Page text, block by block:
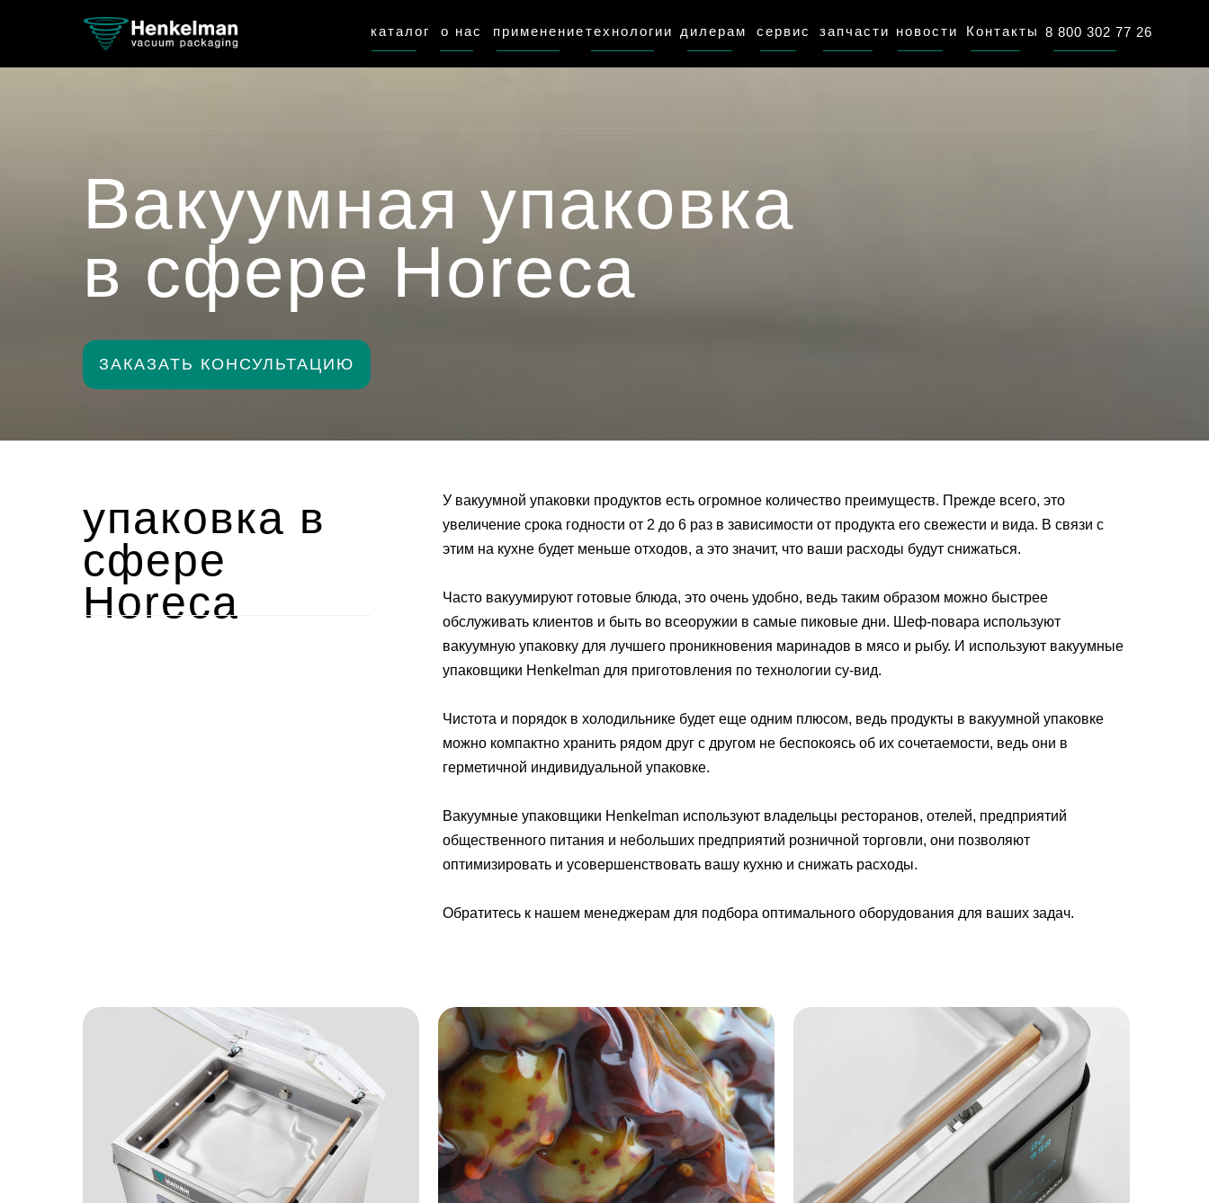
о нас
каталог применение новости 8 800 302 77 26
Контакты
технологии дилерам сервис запчасти
Вакуумная упаковка
в сфере Horeca
ЗАКАЗАТЬ КОНСУЛЬТАЦИЮ
упаковка в
сфере
Horeca
У вакуумной упаковки продуктов есть огромное количество преимуществ. Прежде всего, это
увеличение срока годности от 2 до 6 раз в зависимости от продукта его свежести и вида. В связи с
этим на кухне будет меньше отходов, а это значит, что ваши расходы будут снижаться.
Часто вакуумируют готовые блюда, это очень удобно, ведь таким образом можно быстрее
обслуживать клиентов и быть во всеоружии в самые пиковые дни. Шеф-повара используют
вакуумную упаковку для лучшего проникновения маринадов в мясо и рыбу. И используют вакуумные
упаковщики Henkelman для приготовления по технологии су-вид.
Чистота и порядок в холодильнике будет еще одним плюсом, ведь продукты в вакуумной упаковке
можно компактно хранить рядом друг с другом не беспокоясь об их сочетаемости, ведь они в
герметичной индивидуальной упаковке.
Вакуумные упаковщики Henkelman используют владельцы ресторанов, отелей, предприятий
общественного питания и небольших предприятий розничной торговли, они позволяют
оптимизировать и усовершенствовать вашу кухню и снижать расходы.
Обратитесь к нашем менеджерам для подбора оптимального оборудования для ваших задач.